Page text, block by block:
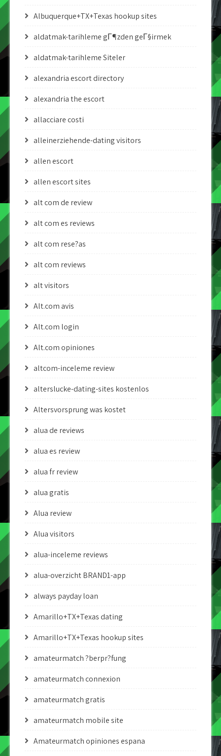
Albuquerque+TX+Texas hookup sites
aldatmak-tarihleme gГ¶zden geГ§irmek
aldatmak-tarihleme Siteler
alexandria escort directory
alexandria the escort
allacciare costi
alleinerziehende-dating visitors
allen escort
allen escort sites
alt com de review
alt com es reviews
alt com rese?as
alt com reviews
alt visitors
Alt.com avis
Alt.com login
Alt.com opiniones
altcom-inceleme review
alterslucke-dating-sites kostenlos
Altersvorsprung was kostet
alua de reviews
alua es review
alua fr review
alua gratis
Alua review
Alua visitors
alua-inceleme reviews
alua-overzicht BRAND1-app
always payday loan
Amarillo+TX+Texas dating
Amarillo+TX+Texas hookup sites
amateurmatch ?berpr?fung
amateurmatch connexion
amateurmatch gratis
amateurmatch mobile site
Amateurmatch opiniones espana